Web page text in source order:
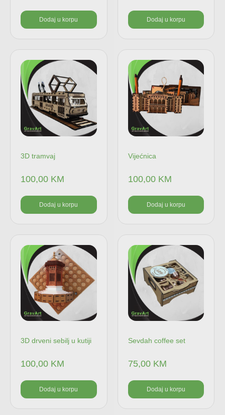
Dodaj u korpu Dodaj u korpu
3D tramvaj
100,00 KM
Dodaj u korpu
Vijećnica
100,00 KM
Dodaj u korpu
3D drveni sebilj u kutiji
100,00 KM
Dodaj u korpu
Sevdah coffee set
75,00 KM
Dodaj u korpu